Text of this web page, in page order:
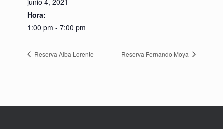
junio 4, 2021
Hora:
1:00 pm - 7:00 pm
Reserva Alba Lorente Reserva Fernando Moya